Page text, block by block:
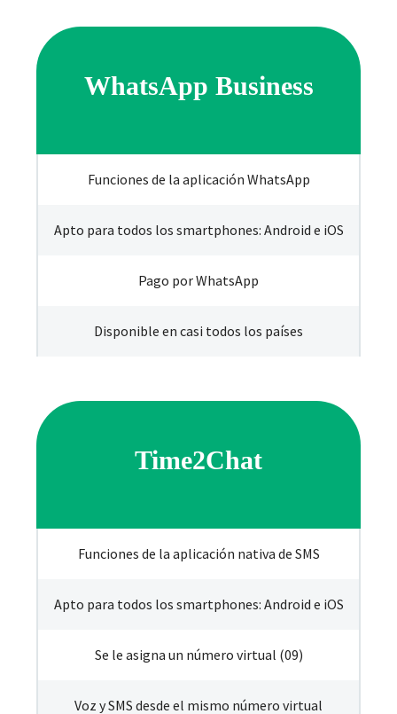
WhatsApp Business
Funciones de la aplicación WhatsApp
Apto para todos los smartphones: Android e iOS
Pago por WhatsApp
Disponible en casi todos los países
Time2Chat
Funciones de la aplicación nativa de SMS
Apto para todos los smartphones: Android e iOS
Se le asigna un número virtual (09)
Voz y SMS desde el mismo número virtual